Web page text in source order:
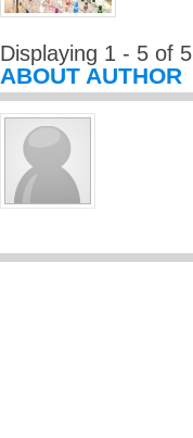
Displaying 1 - 5 of 5
ABOUT AUTHOR